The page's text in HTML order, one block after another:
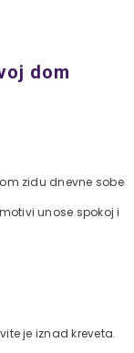
dom
zidu dnevne sobe
unose spokoj i
je iznad kreveta.